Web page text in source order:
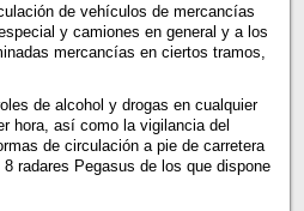
de vehículos de mercancías
y camiones en general y a los
mercancías en ciertos tramos,
de alcohol y drogas en cualquier
hora, así como la vigilancia del
de circulación a pie de carretera
radares Pegasus de los que dispone